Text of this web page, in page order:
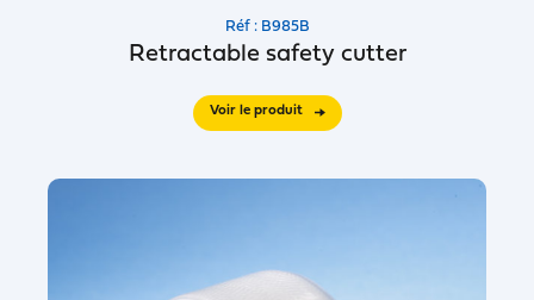
Réf : B985B
Retractable safety cutter
Voir le produit